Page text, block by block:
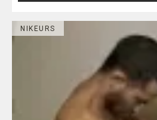
NIKEURS